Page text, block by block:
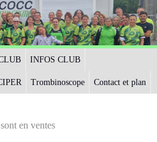
INFOS CLUB
Trombinoscope Contact et plan
en ventes